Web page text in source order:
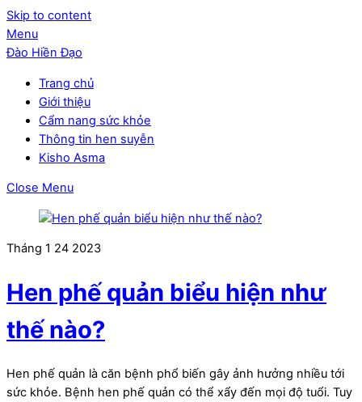
Skip to content
Menu
Đào Hiền Đạo
Trang chủ
Giới thiệu
Cẩm nang sức khỏe
Thông tin hen suyễn
Kisho Asma
Close Menu
Tháng 1 24 2023
Hen phế quản biểu hiện như
thế nào?
Hen phế quản là căn bệnh phổ biến gây ảnh hưởng nhiều tới
sức khỏe. Bệnh hen phế quản có thể xẩy đến mọi độ tuổi. Tuy